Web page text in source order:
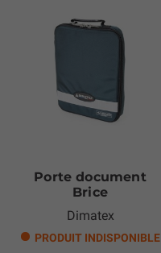
Porte document
Brice
Dimatex
PRODUIT INDISPONIBLE